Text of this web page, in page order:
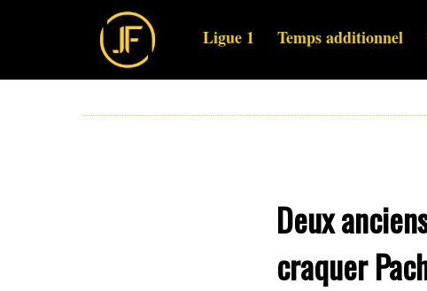
Ligue 1 Temps additionnel
Deux
craquer